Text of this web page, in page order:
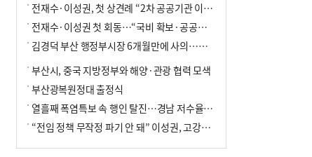
전재수·이성권, 첫 상견례 “2차 공공기관 이전 초당 협력”(종합)
전재수·이성권 첫 회동…“국비 확보·공공기관 이전 협력”
김경덕 부산 행정부시장 6개월만에 사의…후임 인선 촉각
부산시, 중국 지방정부와 해양·관광 협력 모색
부산광복원정대 출정식
열흘째 폭염특보 속 행인 탈진…경남 저수율 평년의 절반
“전임 정책 무작정 파기 안 돼” 이성권, 고강도 ‘전재수 견제’ 예고